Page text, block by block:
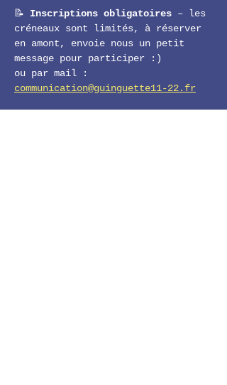
📝 Inscriptions obligatoires – les
créneaux sont limités, à réserver
en amont, envoie nous un petit
message pour participer :)
ou par mail :
communication@guinguette11-22.fr